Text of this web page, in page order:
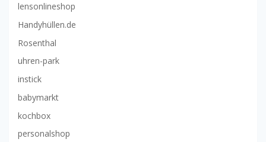
lensonlineshop
Handyhüllen.de
Rosenthal
uhren-park
instick
babymarkt
kochbox
personalshop